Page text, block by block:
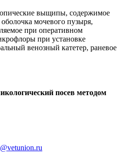
выщипы, содержимое
мочевого пузыря,
при оперативном
при установке
венозный катетер, раневое
посев методом